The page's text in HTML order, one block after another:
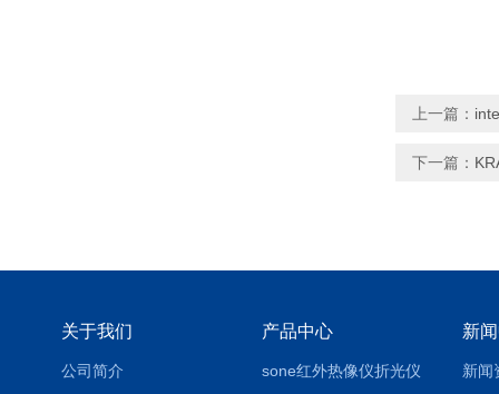
上一篇：
下一篇：
关于我们
公司简介
产品中心
sone红外热像仪折光仪
新
新闻